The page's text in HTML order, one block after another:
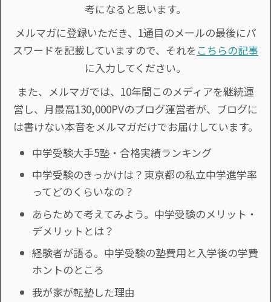
考になると思います。
メルマガに登録いただき、1通目のメールの最後にパ
スワードを記載していますので、それを こちらの記事
に入力してください。
また、メルマガでは、10年間このメディアを継続運
営し、月最高130,000PVのブログ運営者が、ブログに
は書けない本音をメルマガだけでお届けしています。
中学受験大手5塾・合格実績ランキング
中学受験のきっかけは？東京都の私立中学進学率
ってどのくらいなの？
あらためて考えてみよう。中学受験のメリット・
デメリットとは？
経験者が語る。中学受験の塾費用と入学後の学費
ホントのところ
我が家が転塾した理由